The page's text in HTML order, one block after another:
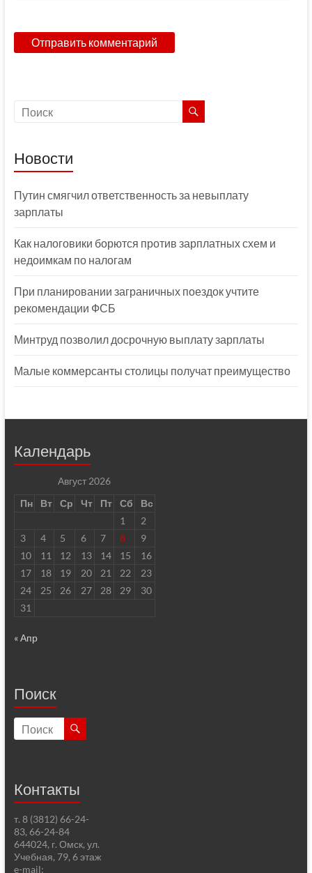
Новости
Путин смягчил ответственность за невыплату
зарплаты
Как налоговики борются против зарплатных схем и
недоимкам по налогам
При планировании заграничных поездок учтите
рекомендации ФСБ
Минтруд позволил досрочную выплату зарплаты
Малые коммерсанты столицы получат преимущество
Календарь
Август 2026
Пн
Вт Ср Чт Пт Сб
Вс
1
2
3
4 5 6 7 8
9
10
11 12 13 14 15
16
17
18 19 20 21 22
23
24
25 26 27 28 29
30
31
« Апр
Поиск
Контакты
т. 8 (3812) 66-24-
83, 66-24-84
644024, г. Омск, ул.
Учебная, 79, 6 этаж
e-mail: